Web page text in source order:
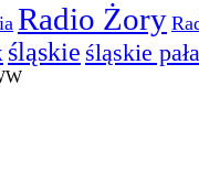
Radio Żory
śląskie śląskie